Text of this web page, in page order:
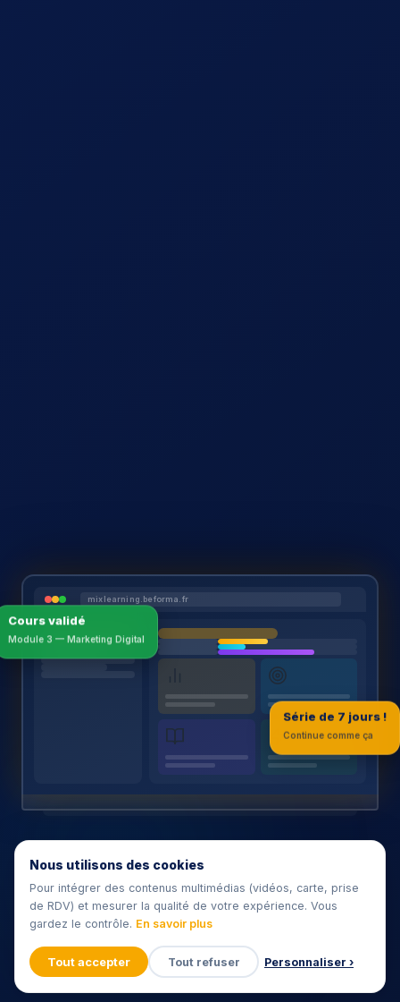
Cours validé
Module 3 — Marketing Digital
Série de 7 jours !
Continue comme ça
mixlearning.beforma.fr
Nous utilisons des cookies
Pour intégrer des contenus multimédias (vidéos, carte, prise
de RDV) et mesurer la qualité de votre expérience. Vous
gardez le contrôle. En savoir plus
Tout accepter Tout refuser Personnaliser ›
🍪